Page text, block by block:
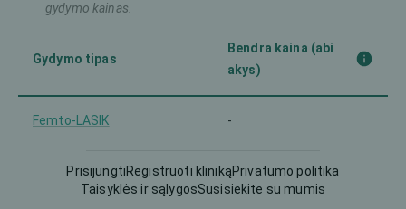
gydymo kainas.
Gydymo tipas
Bendra kaina (abi
akys)
Femto-LASIK -
Intraokulinis lęšis (IOL) -
PrisijungtiRegistruoti klinikąPrivatumo politika
Taisyklės ir sąlygosSusisiekite su mumis